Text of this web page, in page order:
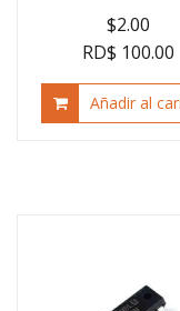
$2.00
RD$ 100.00
Añadir al